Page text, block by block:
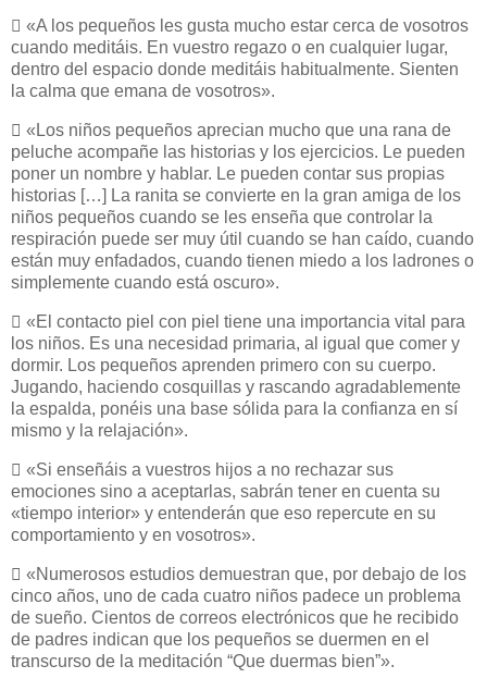
 «A los pequeños les gusta mucho estar cerca de vosotros
cuando meditáis. En vuestro regazo o en cualquier lugar,
dentro del espacio donde meditáis habitualmente. Sienten
la calma que emana de vosotros».
 «Los niños pequeños aprecian mucho que una rana de
peluche acompañe las historias y los ejercicios. Le pueden
poner un nombre y hablar. Le pueden contar sus propias
historias […] La ranita se convierte en la gran amiga de los
niños pequeños cuando se les enseña que controlar la
respiración puede ser muy útil cuando se han caído, cuando
están muy enfadados, cuando tienen miedo a los ladrones o
simplemente cuando está oscuro».
 «El contacto piel con piel tiene una importancia vital para
los niños. Es una necesidad primaria, al igual que comer y
dormir. Los pequeños aprenden primero con su cuerpo.
Jugando, haciendo cosquillas y rascando agradablemente
la espalda, ponéis una base sólida para la confianza en sí
mismo y la relajación».
 «Si enseñáis a vuestros hijos a no rechazar sus
emociones sino a aceptarlas, sabrán tener en cuenta su
«tiempo interior» y entenderán que eso repercute en su
comportamiento y en vosotros».
 «Numerosos estudios demuestran que, por debajo de los
cinco años, uno de cada cuatro niños padece un problema
de sueño. Cientos de correos electrónicos que he recibido
de padres indican que los pequeños se duermen en el
transcurso de la meditación “Que duermas bien”».